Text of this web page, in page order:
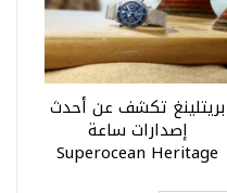
بريتلينغ تكشف عن أحدث
إصدارات ساعة
Superocean Heritage